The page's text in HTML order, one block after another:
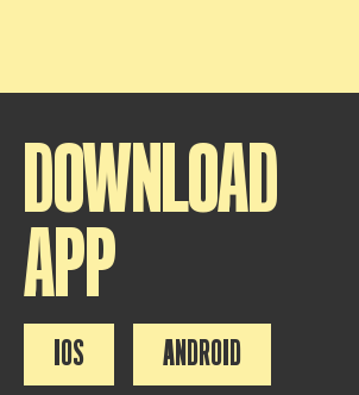
DOWNLOAD
APP
IOS ANDROID